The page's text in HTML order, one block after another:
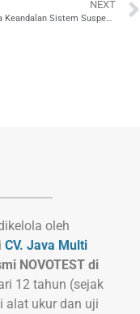
NEXT
Menjaga Keandalan Sistem Suspensi Kereta Api dengan Ultrasonik Testing
oleh
CV. Java Multi
NOVOTEST di
12 tahun (sejak
alat ukur dan uji